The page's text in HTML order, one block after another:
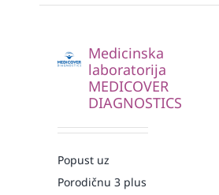
Medicinska
laboratorija
MEDICOVER
DIAGNOSTICS
Popust uz
Porodičnu 3 plus